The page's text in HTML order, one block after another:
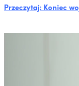
Przeczytaj: Koniec